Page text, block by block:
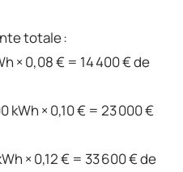
totale :
× 0,08 € = 14 400 € de
kWh × 0,10 € = 23 000 €
× 0,12 € = 33 600 € de